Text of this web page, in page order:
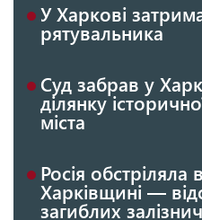
У Харкові
рятувальника
Суд забрав у
ділянку
міста
Росія обстріляла
Харківщині —
загиблих